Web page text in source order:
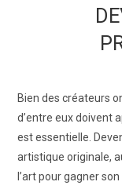
Bien des créateurs
d’entre eux doivent
est essentielle.
artistique originale,
l’art pour gagner